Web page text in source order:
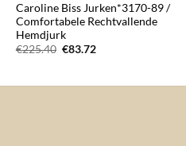
Caroline Biss Jurken*3170-89 /
Comfortabele Rechtvallende
Hemdjurk
€225.40 Oorspronkelijke
€83.72Huidige